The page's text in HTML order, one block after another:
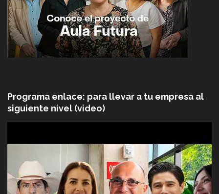
Programa enlace: para llevar a tu empresa al
siguiente nivel (video)